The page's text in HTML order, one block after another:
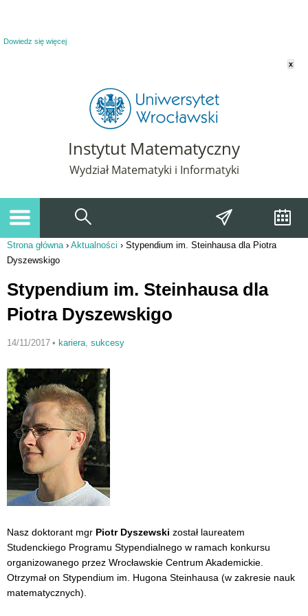
Dowiedz się więcej
x
Instytut Matematyczny
Wydział Matematyki i Informatyki
Jesteś tutaj
Strona główna› Aktualności › Stypendium im. Steinhausa dla Piotra
Dyszewskigo
Stypendium im. Steinhausa dla
Piotra Dyszewskigo
14/11/2017 • kariera, sukcesy
Nasz doktorant mgr Piotr Dyszewski został laureatem
Studenckiego Programu Stypendialnego w ramach konkursu
organizowanego przez Wrocławskie Centrum Akademickie.
Otrzymał on Stypendium im. Hugona Steinhausa (w zakresie nauk
matematycznych).